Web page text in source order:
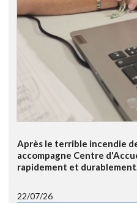
Après le terrible incendie
accompagne Centre
rapidement et
22/07/26